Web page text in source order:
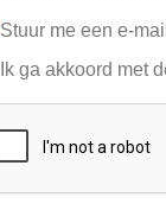
Stuur me een e-
Ik ga akkoord met